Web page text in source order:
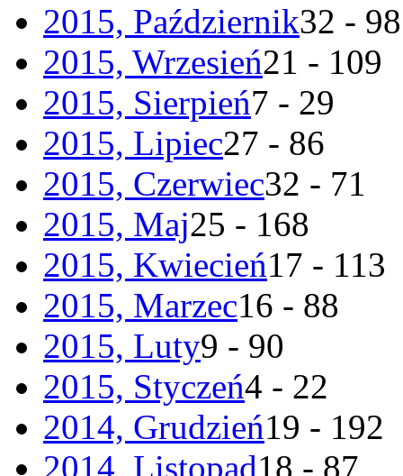
2015, Październik32 - 98
2015, Wrzesień21 - 109
2015, Sierpień7 - 29
2015, Lipiec27 - 86
2015, Czerwiec32 - 71
2015, Maj25 - 168
2015, Kwiecień17 - 113
2015, Marzec16 - 88
2015, Luty9 - 90
2015, Styczeń4 - 22
2014, Grudzień19 - 192
2014, Listopad18 - 87